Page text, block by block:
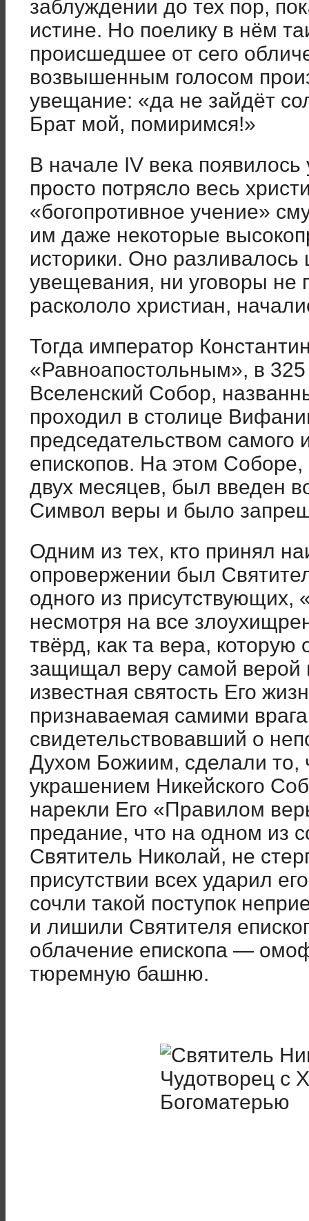
заблуждении до тех пор,
истине. Но поелику в нём
происшедшее от сего
возвышенным голосом
увещание: «да не зайдёт
Брат мой, помиримся!»
В начале IV века
просто потрясло весь
«богопротивное учение»
им даже некоторые
историки. Оно
увещевания, ни уговоры не
раскололо христиан,
Тогда император
«Равноапостольным», в
Вселенский Собор,
проходил в столице
председательством самого
епископов. На этом
двух месяцев, был введен
Символ веры и было
Одним из тех, кто принял
опровержении был
одного из присутствующих,
несмотря на все
твёрд, как та вера,
защищал веру самой верой
известная святость Его
признаваемая самими
свидетельствовавший о
Духом Божиим, сделали то,
украшением Никейского
нарекли Его «Правилом
предание, что на одном из
Святитель Николай, не
присутствии всех ударил
сочли такой поступок
и лишили Святителя
облачение епископа —
тюремную башню.